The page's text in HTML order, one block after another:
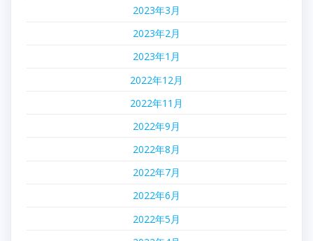
2023年3月
2023年2月
2023年1月
2022年12月
2022年11月
2022年9月
2022年8月
2022年7月
2022年6月
2022年5月